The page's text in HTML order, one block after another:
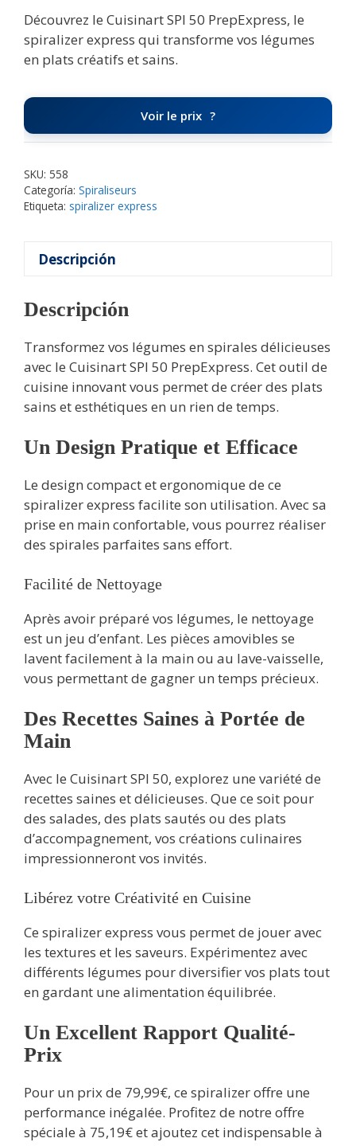
Découvrez le Cuisinart SPI 50 PrepExpress, le
spiralizer express qui transforme vos légumes
en plats créatifs et sains.
Voir le prix
SKU: 558
Categoría: Spiraliseurs
Etiqueta: spiralizer express
Descripción
Descripción
Transformez vos légumes en spirales délicieuses
avec le Cuisinart SPI 50 PrepExpress. Cet outil de
cuisine innovant vous permet de créer des plats
sains et esthétiques en un rien de temps.
Un Design Pratique et Efficace
Le design compact et ergonomique de ce
spiralizer express facilite son utilisation. Avec sa
prise en main confortable, vous pourrez réaliser
des spirales parfaites sans effort.
Facilité de Nettoyage
Après avoir préparé vos légumes, le nettoyage
est un jeu d’enfant. Les pièces amovibles se
lavent facilement à la main ou au lave-vaisselle,
vous permettant de gagner un temps précieux.
Des Recettes Saines à Portée de
Main
Avec le Cuisinart SPI 50, explorez une variété de
recettes saines et délicieuses. Que ce soit pour
des salades, des plats sautés ou des plats
d’accompagnement, vos créations culinaires
impressionneront vos invités.
Libérez votre Créativité en Cuisine
Ce spiralizer express vous permet de jouer avec
les textures et les saveurs. Expérimentez avec
différents légumes pour diversifier vos plats tout
en gardant une alimentation équilibrée.
Un Excellent Rapport Qualité-
Prix
Pour un prix de 79,99€, ce spiralizer offre une
performance inégalée. Profitez de notre offre
spéciale à 75,19€ et ajoutez cet indispensable à